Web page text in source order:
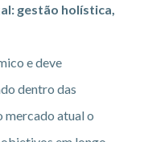
gestão holística,
e deve
dentro das
mercado atual o